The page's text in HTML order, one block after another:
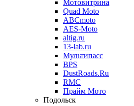
Мотовитрина
Quad Moto
ABCmoto
AES-Moto
altig.ru
13-lab.ru
Мультипасс
BPS
DustRoads.Ru
RMC
Прайм Мото
Подольск